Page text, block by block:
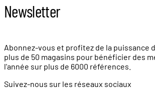
Newsletter
Abonnez-vous et profitez de la puissance
plus de 50 magasins pour bénéficier des
l'année sur plus de 6000 références.
Suivez-nous sur les réseaux sociaux